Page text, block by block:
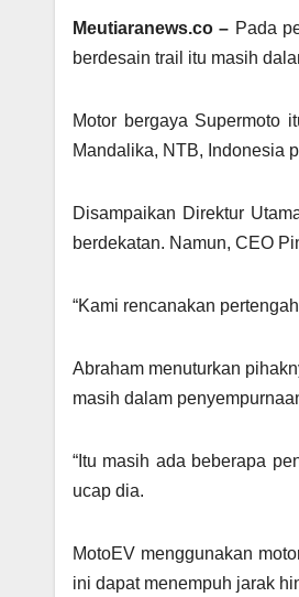
Meutiaranews.co – Pada
berdesain trail itu masih
Motor bergaya Supermoto
Mandalika, NTB, Indonesia
Disampaikan Direktur
berdekatan. Namun, CEO
“Kami rencanakan
Abraham menuturkan
masih dalam
“Itu masih ada beberapa
ucap dia.
MotoEV menggunakan
ini dapat menempuh jarak